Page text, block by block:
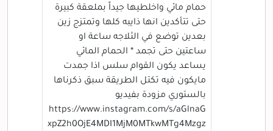
حمام مائي واخلطيها جيداً بملعقة كبيرة
حتى تتأكدين انها ذايبه كلها وتمتزج زين
بعدين توضع في الثلاجه ساعة او
ساعتين حتى تجمد * الحمام المائي
يساعد يكون القوام سلس اذا جمدت
مايكون فيه تكتل الطريقة سبق ذكرناها
بالستوري مزودة بفيديو
https://www.instagram.com/s/aGlnaG
xpZ2h0OjE4MDI1MjM0MTkwMTg4Mzgz